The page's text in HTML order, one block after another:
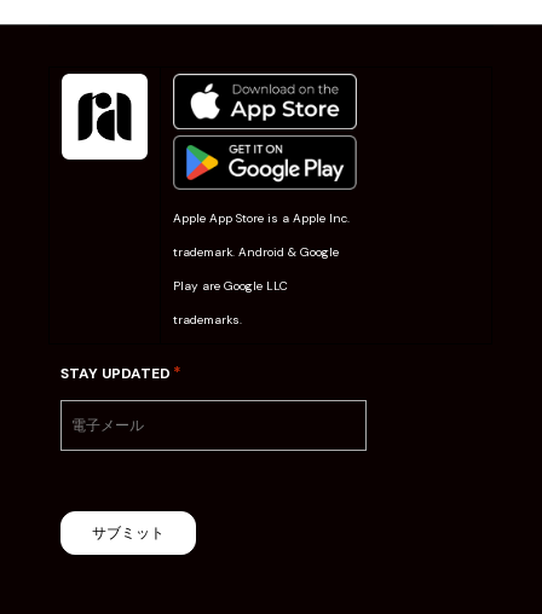
Apple App Store is a Apple Inc.
trademark. Android & Google
Play are Google LLC
trademarks.
STAY UPDATED *
サブミット